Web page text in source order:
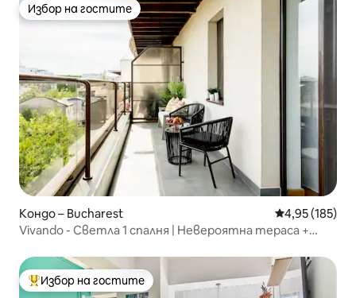
Избор на гостите
Избор на гостите
Кондо – Bucharest Средна
4,95 (185)
Vivando - Светла 1 спалня | Невероятна тераса +
Най-популярен избор на гостите
Избор на гостите